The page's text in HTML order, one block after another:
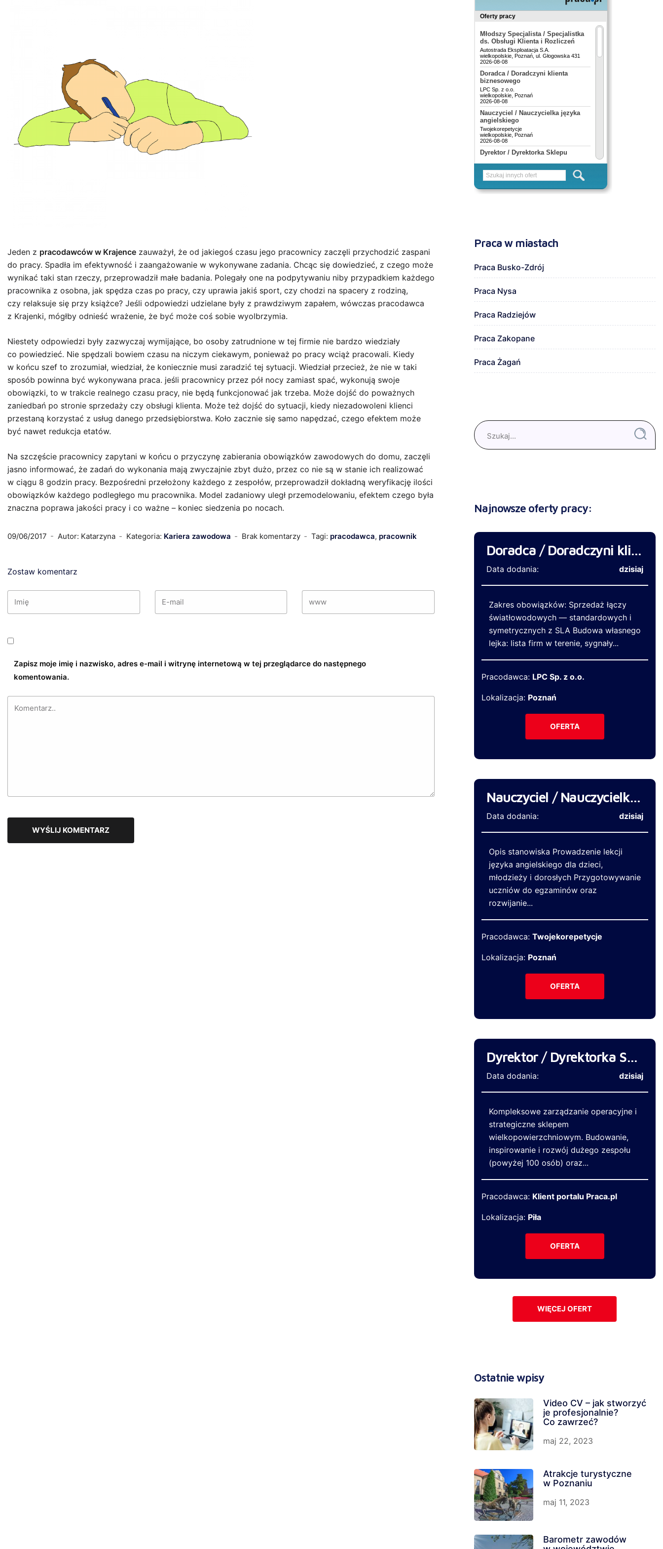
Jeden z pracodawców w Krajence zauważył, że od jakiegoś czasu jego pracownicy zaczęli przychodzić zaspani
do pracy. Spadła im efektywność i zaangażowanie w wykonywane zadania. Chcąc się dowiedzieć, z czego może
wynikać taki stan rzeczy, przeprowadził małe badania. Polegały one na podpytywaniu niby przypadkiem każdego
pracownika z osobna, jak spędza czas po pracy, czy uprawia jakiś sport, czy chodzi na spacery z rodziną,
czy relaksuje się przy książce? Jeśli odpowiedzi udzielane były z prawdziwym zapałem, wówczas pracodawca
z Krajenki, mógłby odnieść wrażenie, że być może coś sobie wyolbrzymia.
Niestety odpowiedzi były zazwyczaj wymijające, bo osoby zatrudnione w tej firmie nie bardzo wiedziały
co powiedzieć. Nie spędzali bowiem czasu na niczym ciekawym, ponieważ po pracy wciąż pracowali. Kiedy
w końcu szef to zrozumiał, wiedział, że koniecznie musi zaradzić tej sytuacji. Wiedział przecież, że nie w taki
sposób powinna być wykonywana praca. jeśli pracownicy przez pół nocy zamiast spać, wykonują swoje
obowiązki, to w trakcie realnego czasu pracy, nie będą funkcjonować jak trzeba. Może dojść do poważnych
zaniedbań po stronie sprzedaży czy obsługi klienta. Może też dojść do sytuacji, kiedy niezadowoleni klienci
przestaną korzystać z usług danego przedsiębiorstwa. Koło zacznie się samo napędzać, czego efektem może
być nawet redukcja etatów.
Na szczęście pracownicy zapytani w końcu o przyczynę zabierania obowiązków zawodowych do domu, zaczęli
jasno informować, że zadań do wykonania mają zwyczajnie zbyt dużo, przez co nie są w stanie ich realizować
w ciągu 8 godzin pracy. Bezpośredni przełożony każdego z zespołów, przeprowadził dokładną weryfikację ilości
obowiązków każdego podległego mu pracownika. Model zadaniowy uległ przemodelowaniu, efektem czego była
znaczna poprawa jakości pracy i co ważne – koniec siedzenia po nocach.
09/06/2017 Autor: Katarzyna Kategoria: Kariera zawodowa Brak komentarzy Tagi: pracodawca, pracownik
Zostaw komentarz
Zapisz moje imię i nazwisko, adres e-mail i witrynę internetową w tej przeglądarce do następnego
komentowania.
Praca w miastach
Praca Busko-Zdrój
Praca Nysa
Praca Radziejów
Praca Zakopane
Praca Żagań
Najnowsze oferty pracy:
Doradca / Doradczyni klienta biznesowego
Data dodania: dzisiaj
Zakres obowiązków: Sprzedaż łączy
światłowodowych — standardowych i
symetrycznych z SLA Budowa własnego
lejka: lista firm w terenie, sygnały...
Pracodawca: LPC Sp. z o.o.
Lokalizacja: Poznań
OFERTA
Nauczyciel / Nauczycielka języka angielskiego
Data dodania: dzisiaj
Opis stanowiska Prowadzenie lekcji
języka angielskiego dla dzieci,
młodzieży i dorosłych Przygotowywanie
uczniów do egzaminów oraz
rozwijanie...
Pracodawca: Twojekorepetycje
Lokalizacja: Poznań
OFERTA
Dyrektor / Dyrektorka Sklepu Wielkopowierzchniowego
Data dodania: dzisiaj
Kompleksowe zarządzanie operacyjne i
strategiczne sklepem
wielkopowierzchniowym. Budowanie,
inspirowanie i rozwój dużego zespołu
(powyżej 100 osób) oraz...
Pracodawca: Klient portalu Praca.pl
Lokalizacja: Piła
OFERTA
WIĘCEJ OFERT
Ostatnie wpisy
Video CV – jak stworzyć
je profesjonalnie?
Co zawrzeć?
maj 22, 2023
Atrakcje turystyczne
w Poznaniu
maj 11, 2023
Barometr zawodów